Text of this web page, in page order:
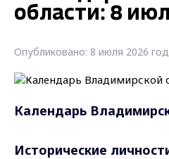
области: 8
Опубликовано: 8 июля 2026
Календарь
Исторические